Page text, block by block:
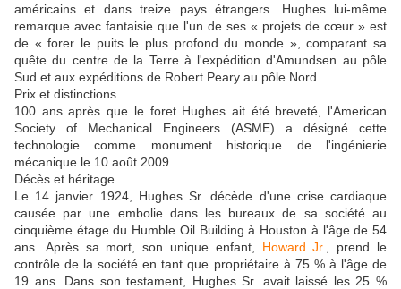
américains et dans treize pays étrangers. Hughes lui-même
remarque avec fantaisie que l'un de ses « projets de cœur » est
de « forer le puits le plus profond du monde », comparant sa
quête du centre de la Terre à l'expédition d'Amundsen au pôle
Sud et aux expéditions de Robert Peary au pôle Nord.
Prix ​​et distinctions
100 ans après que le foret Hughes ait été breveté, l'American
Society of Mechanical Engineers (ASME) a ​​désigné cette
technologie comme monument historique de l'ingénierie
mécanique le 10 août 2009.
Décès et héritage
Le 14 janvier 1924, Hughes Sr. décède d'une crise cardiaque
causée par une embolie dans les bureaux de sa société au
cinquième étage du Humble Oil Building à Houston à l'âge de 54
ans. Après sa mort, son unique enfant, Howard Jr.
, prend le
contrôle de la société en tant que propriétaire à 75 % à l'âge de
19 ans. Dans son testament, Hughes Sr. avait laissé les 25 %